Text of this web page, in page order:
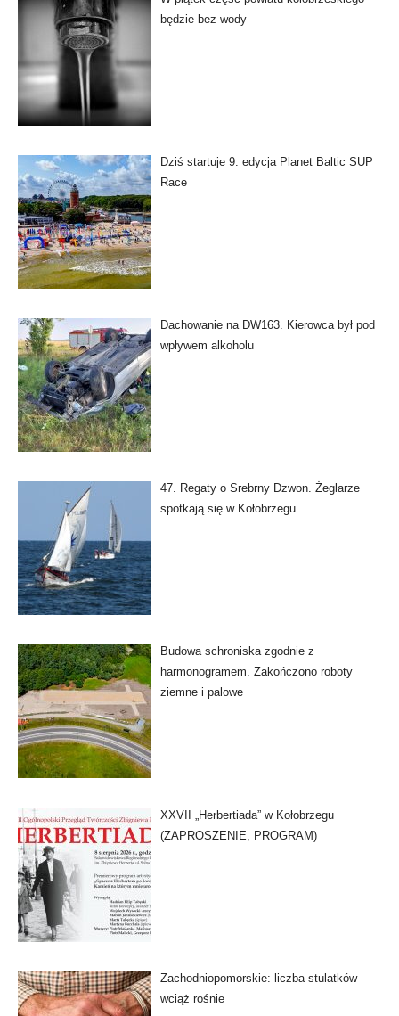
będzie bez wody
Dziś startuje 9. edycja Planet Baltic SUP
Race
Dachowanie na DW163. Kierowca był pod
wpływem alkoholu
47. Regaty o Srebrny Dzwon. Żeglarze
spotkają się w Kołobrzegu
Budowa schroniska zgodnie z
harmonogramem. Zakończono roboty
ziemne i palowe
XXVII „Herbertiada” w Kołobrzegu
(ZAPROSZENIE, PROGRAM)
Zachodniopomorskie: liczba stulatków
wciąż rośnie